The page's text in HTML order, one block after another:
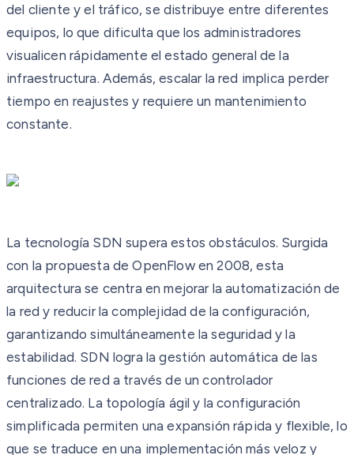
del cliente y el tráfico, se distribuye entre diferentes
equipos, lo que dificulta que los administradores
visualicen rápidamente el estado general de la
infraestructura. Además, escalar la red implica perder
tiempo en reajustes y requiere un mantenimiento
constante.
La tecnología SDN supera estos obstáculos. Surgida
con la propuesta de OpenFlow en 2008, esta
arquitectura se centra en mejorar la automatización de
la red y reducir la complejidad de la configuración,
garantizando simultáneamente la seguridad y la
estabilidad. SDN logra la gestión automática de las
funciones de red a través de un controlador
centralizado. La topología ágil y la configuración
simplificada permiten una expansión rápida y flexible, lo
que se traduce en una implementación más veloz y